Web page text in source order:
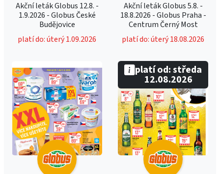
Akční leták Globus 12.8. -
1.9.2026 - Globus České
Budějovice
platí do: úterý 1.09.2026
Akční leták Globus 5.8. -
18.8.2026 - Globus Praha -
Centrum Černý Most
platí do: úterý 18.08.2026
platí od: středa
12.08.2026